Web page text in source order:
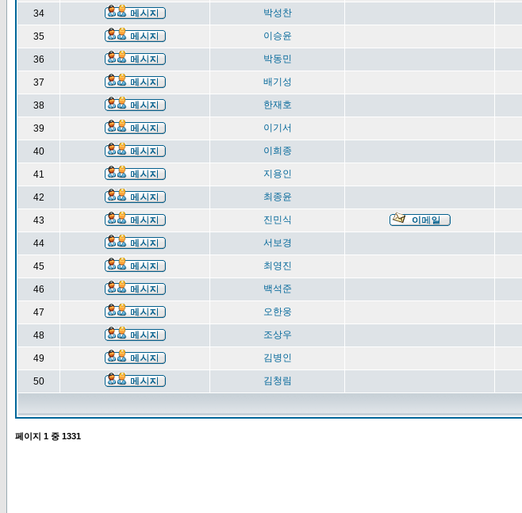
34 박성찬
35 이승윤
36 박동민
37 배기성
38 한재호
39 이기서
40 이희종
41 지용인
42 최종윤
43 진민식
44 서보경
45 최영진
46 백석준
47 오한웅
48 조상우
49 김병인
50 김청림
페이지 1 중 1331